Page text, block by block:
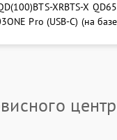
BTS-XRBTS-X
ONE Pro (USB-C) (на